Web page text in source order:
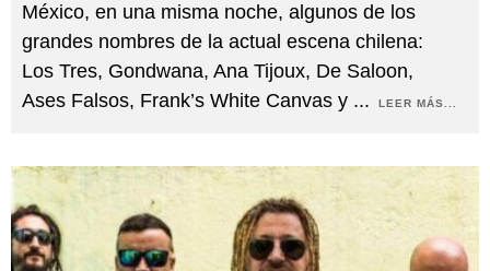
México, en una misma noche, algunos de los
grandes nombres de la actual escena chilena:
Los Tres, Gondwana, Ana Tijoux, De Saloon,
Ases Falsos, Frank’s White Canvas y ... LEER MÁS...